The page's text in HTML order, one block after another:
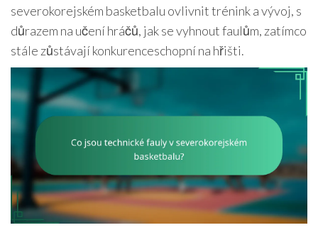
severokorejském basketbalu ovlivnit trénink a vývoj, s
důrazem na učení hráčů, jak se vyhnout faulům, zatímco
stále zůstávají konkurenceschopní na hřišti.